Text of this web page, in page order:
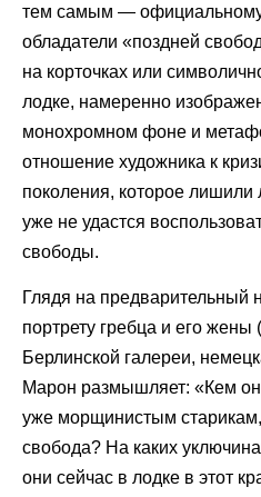
тем самым —
обладатели «поздней
на корточках или
лодке, намеренно
монохромном фоне и
отношение художника к
поколения, которое лишили
уже не удастся
свободы.
Глядя на предварительный
портрету гребца и его жены
Берлинской галереи,
Марон размышляет: «Кем
уже морщинистым
свобода? На каких
они сейчас в лодке в этот